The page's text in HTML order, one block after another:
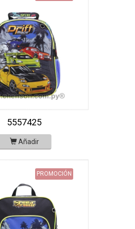
5557425
Añadir
PROMOCIÓN